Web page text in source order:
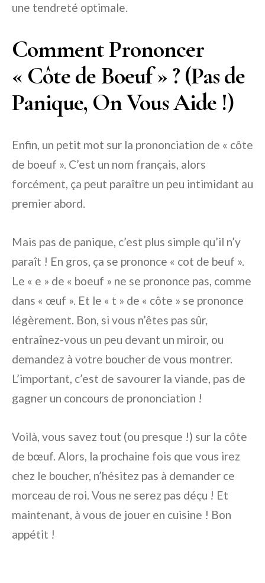
une tendreté optimale.
Comment Prononcer
« Côte de Boeuf » ? (Pas de
Panique, On Vous Aide !)
Enfin, un petit mot sur la prononciation de « côte
de boeuf ». C’est un nom français, alors
forcément, ça peut paraître un peu intimidant au
premier abord.
Mais pas de panique, c’est plus simple qu’il n’y
paraît ! En gros, ça se prononce « cot de beuf ».
Le « e » de « boeuf » ne se prononce pas, comme
dans « œuf ». Et le « t » de « côte » se prononce
légèrement. Bon, si vous n’êtes pas sûr,
entraînez-vous un peu devant un miroir, ou
demandez à votre boucher de vous montrer.
L’important, c’est de savourer la viande, pas de
gagner un concours de prononciation !
Voilà, vous savez tout (ou presque !) sur la côte
de bœuf. Alors, la prochaine fois que vous irez
chez le boucher, n’hésitez pas à demander ce
morceau de roi. Vous ne serez pas déçu ! Et
maintenant, à vous de jouer en cuisine ! Bon
appétit !